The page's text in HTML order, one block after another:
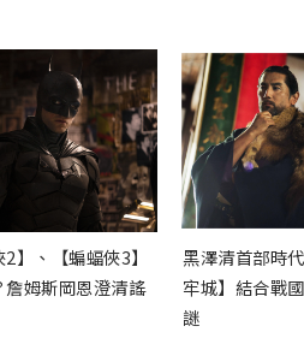
】、【蝙蝠俠3】
詹姆斯岡恩澄清謠
黑澤清首部時
牢城】結合戰
謎